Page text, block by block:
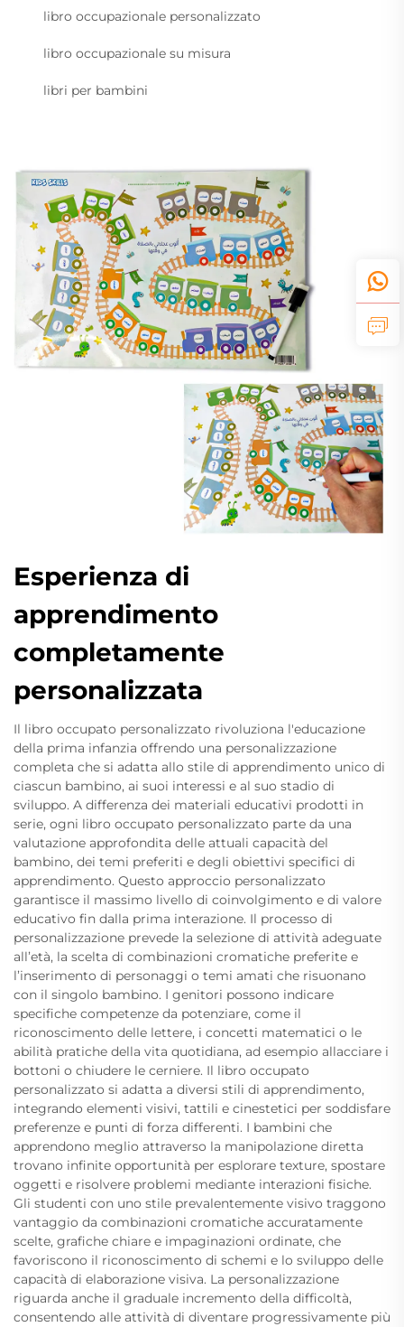
libro occupazionale personalizzato
libro occupazionale su misura
libri per bambini
Esperienza di
apprendimento
completamente
personalizzata
Il libro occupato personalizzato rivoluziona l'educazione
della prima infanzia offrendo una personalizzazione
completa che si adatta allo stile di apprendimento unico di
ciascun bambino, ai suoi interessi e al suo stadio di
sviluppo. A differenza dei materiali educativi prodotti in
serie, ogni libro occupato personalizzato parte da una
valutazione approfondita delle attuali capacità del
bambino, dei temi preferiti e degli obiettivi specifici di
apprendimento. Questo approccio personalizzato
garantisce il massimo livello di coinvolgimento e di valore
educativo fin dalla prima interazione. Il processo di
personalizzazione prevede la selezione di attività adeguate
all’età, la scelta di combinazioni cromatiche preferite e
l’inserimento di personaggi o temi amati che risuonano
con il singolo bambino. I genitori possono indicare
specifiche competenze da potenziare, come il
riconoscimento delle lettere, i concetti matematici o le
abilità pratiche della vita quotidiana, ad esempio allacciare i
bottoni o chiudere le cerniere. Il libro occupato
personalizzato si adatta a diversi stili di apprendimento,
integrando elementi visivi, tattili e cinestetici per soddisfare
preferenze e punti di forza differenti. I bambini che
apprendono meglio attraverso la manipolazione diretta
trovano infinite opportunità per esplorare texture, spostare
oggetti e risolvere problemi mediante interazioni fisiche.
Gli studenti con uno stile prevalentemente visivo traggono
vantaggio da combinazioni cromatiche accuratamente
scelte, grafiche chiare e impaginazioni ordinate, che
favoriscono il riconoscimento di schemi e lo sviluppo delle
capacità di elaborazione visiva. La personalizzazione
riguarda anche il graduale incremento della difficoltà,
consentendo alle attività di diventare progressivamente più